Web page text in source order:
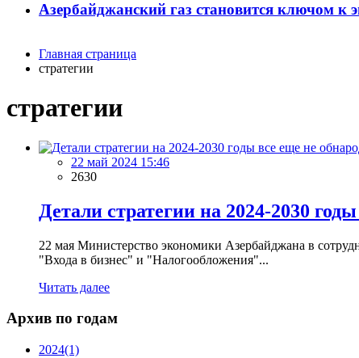
Азербайджанский газ становится ключом к
Главная страница
стратегии
стратегии
22 май 2024 15:46
2630
Детали стратегии на 2024-2030
22 мая Министерство экономики Азербайджана в
"Входа в бизнес" и "Налогообложения"...
Читать далее
Архив по годам
2024(1)